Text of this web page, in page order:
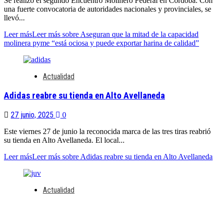
una fuerte convocatoria de autoridades nacionales y provinciales, se
llevó...
Leer másLeer más sobre Aseguran que la mitad de la capacidad
molinera pyme “está ociosa y puede exportar harina de calidad”
Actualidad
Adidas reabre su tienda en Alto Avellaneda
27 junio, 2025
0
Este viernes 27 de junio la reconocida marca de las tres tiras reabrió
su tienda en Alto Avellaneda. El local...
Leer másLeer más sobre Adidas reabre su tienda en Alto Avellaneda
Actualidad